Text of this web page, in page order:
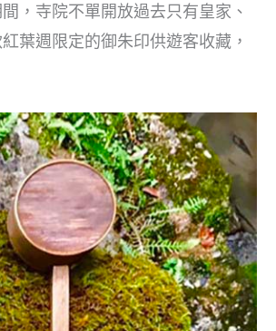
，寺院不單開放過去只有皇家、
葉週限定的御朱印供遊客收藏，